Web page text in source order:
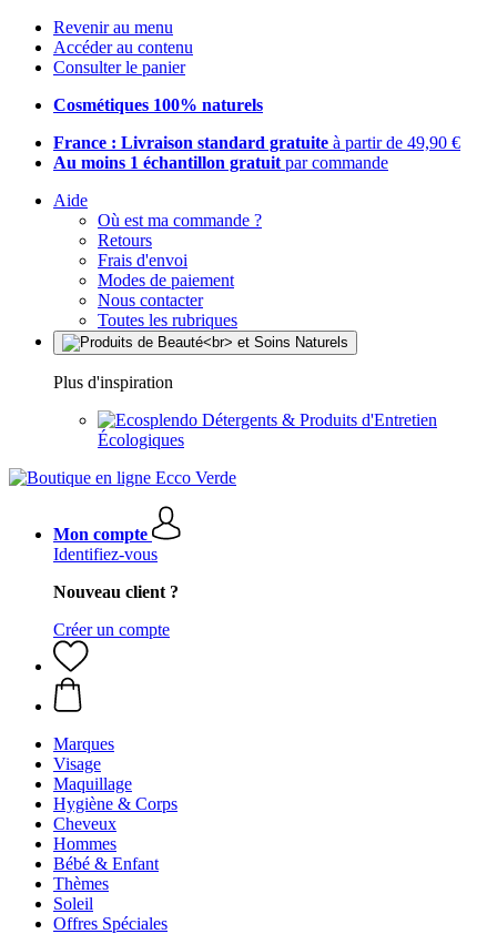
Revenir au menu
Accéder au contenu
Consulter le panier
Cosmétiques 100% naturels
France : Livraison standard gratuite à partir de 49,90 €
Au moins 1 échantillon gratuit par commande
Aide
Où est ma commande ?
Retours
Frais d'envoi
Modes de paiement
Nous contacter
Toutes les rubriques
Plus d'inspiration
Détergents & Produits d'Entretien
Écologiques
Mon compte
Identifiez-vous
Nouveau client ?
Créer un compte
Marques
Visage
Maquillage
Hygiène & Corps
Cheveux
Hommes
Bébé & Enfant
Thèmes
Soleil
Offres Spéciales